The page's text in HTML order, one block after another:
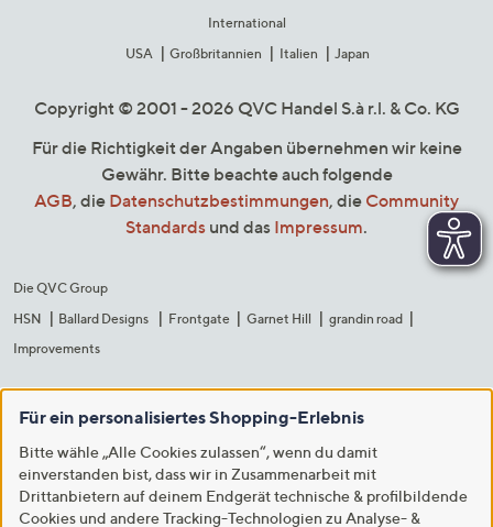
International
USA
Großbritannien Italien Japan
Copyright © 2001 - 2026 QVC Handel S.à r.l. & Co. KG
Für die Richtigkeit der Angaben übernehmen wir keine
Gewähr. Bitte beachte auch folgende
AGB, die Datenschutzbestimmungen, die Community
Standards und das Impressum.
Die QVC Group
HSN
Ballard Designs Frontgate Garnet Hill
grandin road
Improvements
Für ein personalisiertes Shopping-Erlebnis
Bitte wähle „Alle Cookies zulassen“, wenn du damit
einverstanden bist, dass wir in Zusammenarbeit mit
Drittanbietern auf deinem Endgerät technische & profilbildende
Cookies und andere Tracking-Technologien zu Analyse- &